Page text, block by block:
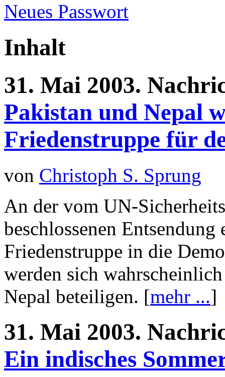
Neues Passwort
Inhalt
31. Mai 2003.
Pakistan und Nepal
Friedenstruppe für
von Christoph S. Sprung
An der vom UN-
beschlossenen
Friedenstruppe in die
werden sich
Nepal beteiligen. [mehr ...]
31. Mai 2003.
Ein indisches